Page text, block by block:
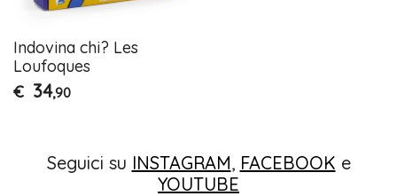
Indovina chi? Les
Loufoques
€ 34,90
Seguici su INSTAGRAM, FACEBOOK e
YOUTUBE